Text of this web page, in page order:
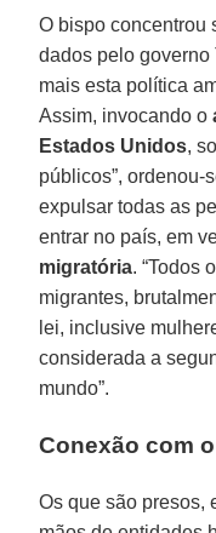
O bispo concentrou
dados pelo governo
mais esta política
Assim, invocando o
Estados Unidos,
públicos”, ordenou-
expulsar todas as
entrar no país, em
migratória. “Todos
migrantes,
lei, inclusive
considerada a
mundo”.
Conexão com
Os que são presos,